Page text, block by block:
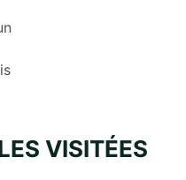
VISITÉES